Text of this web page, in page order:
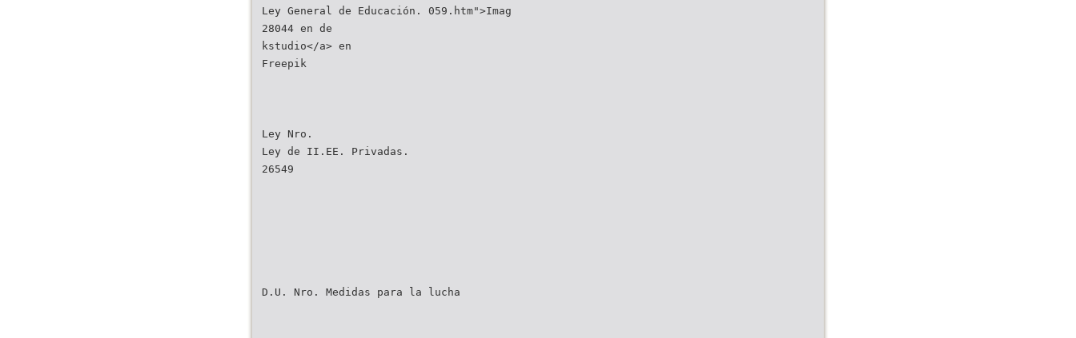
Ley General de Educación. 059.htm">Imag
28044 en de
kstudio</a> en
Freepik
Ley Nro.
Ley de II.EE. Privadas.
26549
D.U. Nro. Medidas para la lucha